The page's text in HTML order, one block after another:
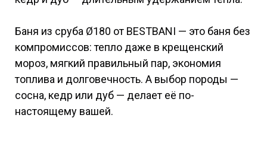
Баня из сруба Ø180 от BESTBANI — это баня без
компромиссов: тепло даже в крещенский
мороз, мягкий правильный пар, экономия
топлива и долговечность. А выбор породы —
сосна, кедр или дуб — делает её по-
настоящему вашей.